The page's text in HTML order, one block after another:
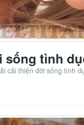
sống tình
cải thiện đời sống tình